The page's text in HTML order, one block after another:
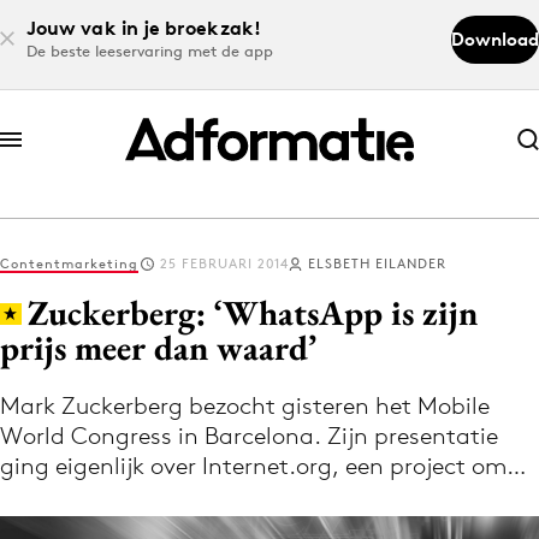
Jouw vak in je broekzak!
De beste leeservaring met de app
Download
Abonneer nu
Abonneer nu
Log in
Volg het laatste nieuws via de Adformatie
Nieuws app
Contentmarketing 25 FEBRUARI 2014 ELSBETH EILANDER
Zuckerberg: ‘WhatsApp is zijn
prijs meer dan waard’
Mark Zuckerberg bezocht gisteren het Mobile
World Congress in Barcelona. Zijn presentatie
ging eigenlijk over Internet.org, een project om…